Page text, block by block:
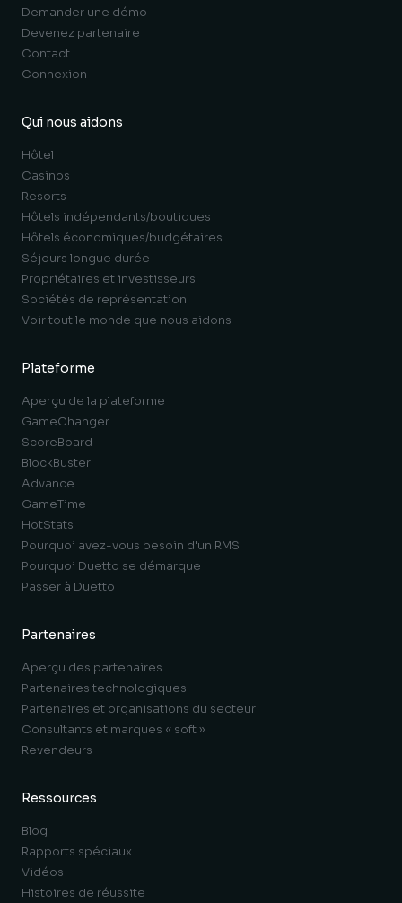
Demander une démo
Devenez partenaire
Contact
Connexion
Qui nous aidons
Hôtel
Casinos
Resorts
Hôtels indépendants/boutiques
Hôtels économiques/budgétaires
Séjours longue durée
Propriétaires et investisseurs
Sociétés de représentation
Voir tout le monde que nous aidons
Plateforme
Aperçu de la plateforme
GameChanger
ScoreBoard
BlockBuster
Advance
GameTime
HotStats
Pourquoi avez-vous besoin d'un RMS
Pourquoi Duetto se démarque
Passer à Duetto
Partenaires
Aperçu des partenaires
Partenaires technologiques
Partenaires et organisations du secteur
Consultants et marques « soft »
Revendeurs
Ressources
Blog
Rapports spéciaux
Vidéos
Histoires de réussite